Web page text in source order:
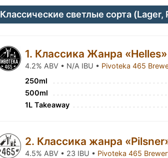
Классические светлые сорта (Lager,
1. Классика Жанра «Helles»
4.2% ABV • N/A IBU • Pivoteka 465
250ml
500ml
1L Takeaway
2. Классика жанра
4.5% ABV • 23 IBU • Pivoteka 465